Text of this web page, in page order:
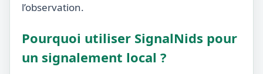
l’observation.
Pourquoi utiliser SignalNids pour
un signalement local ?